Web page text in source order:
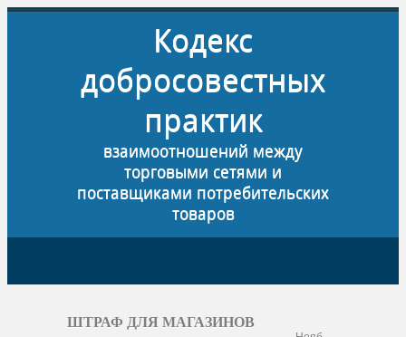
Кодекс
добросовестных
практик
взаимоотношений между
торговыми сетями и
поставщиками потребительских
товаров
ШТРАФ ДЛЯ МАГАЗИНОВ